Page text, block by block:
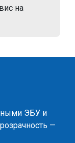
на
ЭБУ и
—